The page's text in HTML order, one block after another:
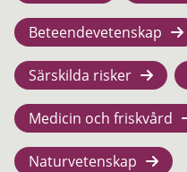
Beteendevetenskap
Särskilda risker
Medicin och friskvård
Naturvetenskap